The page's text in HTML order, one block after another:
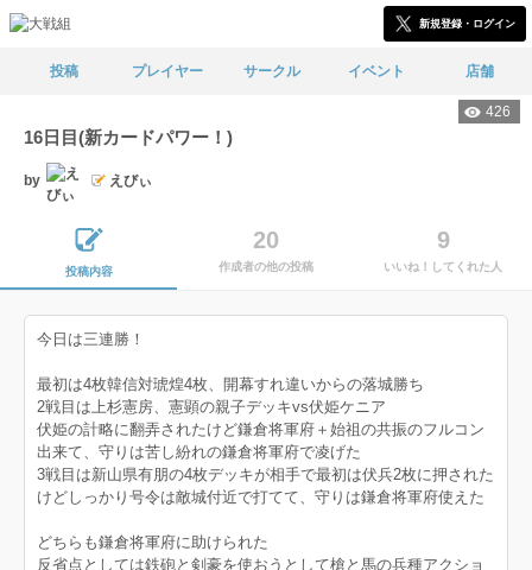
新規登録・ログイン
投稿 プレイヤー サークル イベント 店舗
426
16日目(新カードパワー！)
by えびぃ
投稿内容
20
作成者の他の投稿
9
いいね！してくれた人
今日は三連勝！
最初は4枚韓信対琥煌4枚、開幕すれ違いからの落城勝ち
2戦目は上杉憲房、憲顕の親子デッキvs伏姫ケニア
伏姫の計略に翻弄されたけど鎌倉将軍府＋始祖の共振のフルコン
出来て、守りは苦し紛れの鎌倉将軍府で凌げた
3戦目は新山県有朋の4枚デッキが相手で最初は伏兵2枚に押された
けどしっかり号令は敵城付近で打てて、守りは鎌倉将軍府使えた
どちらも鎌倉将軍府に助けられた
反省点としては鉄砲と剣豪を使おうとして槍と馬の兵種アクショ